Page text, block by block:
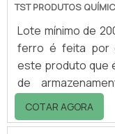
TST PRODUTOS
Lote mínimo de
ferro é feita por
este produto que
de
armazenar
solventes,
COTAR AGORA